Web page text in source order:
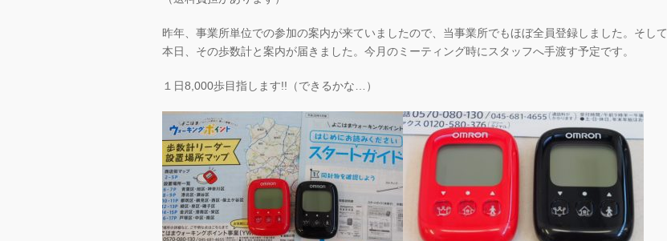
昨年、事業所単位での参加の案内が来ていましたので、当事業所でもほぼ全員登録しました。そして
本日、その歩数計と案内が届きました。今月のミーティング時にスタッフへ手渡す予定です。
１日8,000歩目指します!!（できるかな…）